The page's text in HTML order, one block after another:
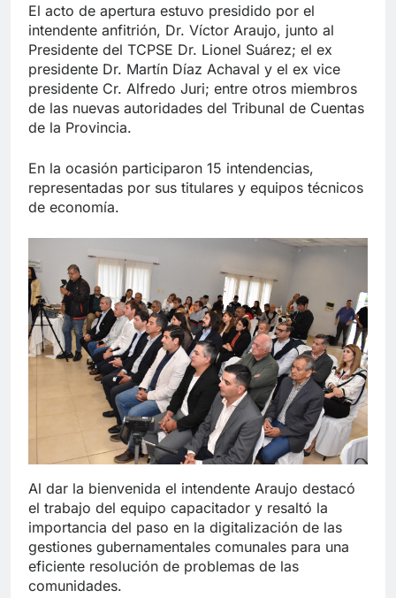
El acto de apertura estuvo presidido por el
intendente anfitrión, Dr. Víctor Araujo, junto al
Presidente del TCPSE Dr. Lionel Suárez; el ex
presidente Dr. Martín Díaz Achaval y el ex vice
presidente Cr. Alfredo Juri; entre otros miembros
de las nuevas autoridades del Tribunal de Cuentas
de la Provincia.
En la ocasión participaron 15 intendencias,
representadas por sus titulares y equipos técnicos
de economía.
Al dar la bienvenida el intendente Araujo destacó
el trabajo del equipo capacitador y resaltó la
importancia del paso en la digitalización de las
gestiones gubernamentales comunales para una
eficiente resolución de problemas de las
comunidades.